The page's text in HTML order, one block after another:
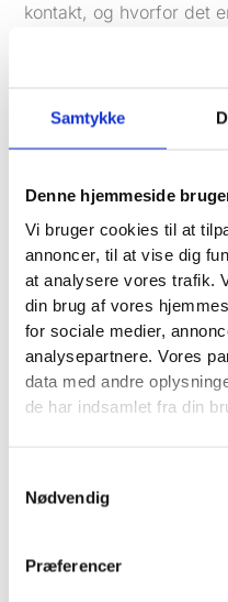
Samtykke
Denne hjemmeside
Vi bruger cookies til at
annoncer, til at vise dig
at analysere vores trafik.
din brug af vores
for sociale medier,
analysepartnere. Vores
data med andre
de har indsamlet fra din
Nødvendig
Præferencer
kontakt, og hvorfor det
Det samme gælder
formålet er at få første
resultater.
Her er nogle af de
Kortere formularer
Tydeligere
Mere synlige
Bedre
Stærkere sociale
Det er en proces. Når
CTA, rækkefølgen på